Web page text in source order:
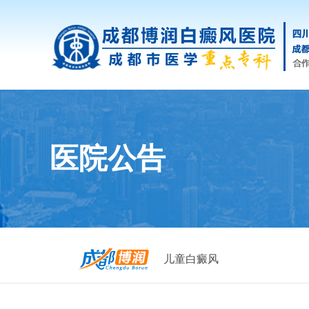
医院公告
儿童白癜风